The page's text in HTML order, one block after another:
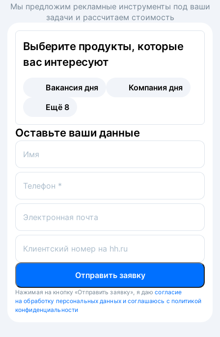
Мы предложим рекламные инструменты под ваши
задачи и рассчитаем стоимость
Выберите продукты, которые
вас интересуют
Вакансия дня
Компания дня
Ещё 8
Оставьте ваши данные
Имя
Телефон *
Электронная почта
Клиентский номер на hh.ru
Отправить заявку
Нажимая на кнопку «Отправить заявку», я даю согласие
на обработку персональных данных и соглашаюсь с политикой
конфиденциальности